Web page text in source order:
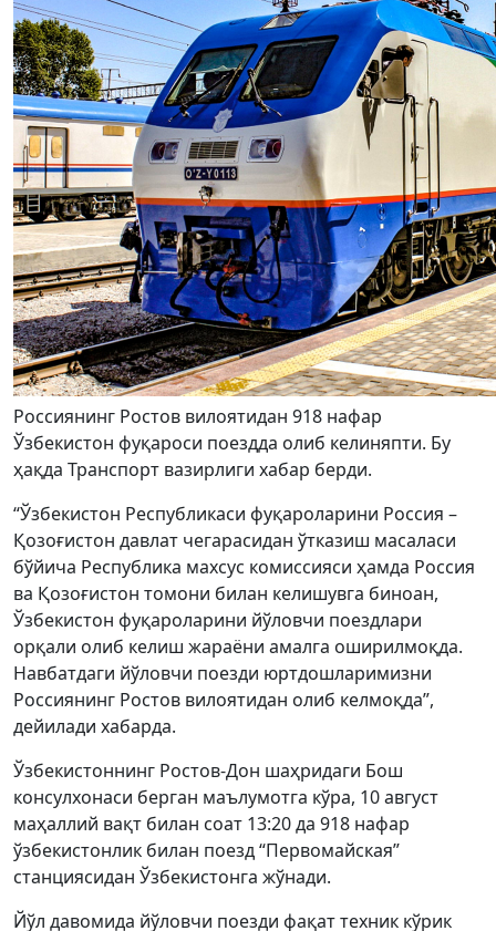
Россиянинг Ростов вилоятидан 918 нафар
Ўзбекистон фуқароси поездда олиб келиняпти. Бу
ҳақда Транспорт вазирлиги хабар берди.
“Ўзбекистон Республикаси фуқароларини Россия –
Қозоғистон давлат чегарасидан ўтказиш масаласи
бўйича Республика махсус комиссияси ҳамда Россия
ва Қозоғистон томони билан келишувга биноан,
Ўзбекистон фуқароларини йўловчи поездлари
орқали олиб келиш жараёни амалга оширилмоқда.
Навбатдаги йўловчи поезди юртдошларимизни
Россиянинг Ростов вилоятидан олиб келмоқда”,
дейилади хабарда.
Ўзбекистоннинг Ростов-Дон шаҳридаги Бош
консулхонаси берган маълумотга кўра, 10 август
маҳаллий вақт билан соат 13:20 да 918 нафар
ўзбекистонлик билан поезд “Первомайская”
станциясидан Ўзбекистонга жўнади.
Йўл давомида йўловчи поезди фақат техник кўрик